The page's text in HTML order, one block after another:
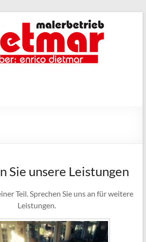
Sie unsere Leistungen
Teil. Sprechen Sie uns an für weitere
Leistungen.